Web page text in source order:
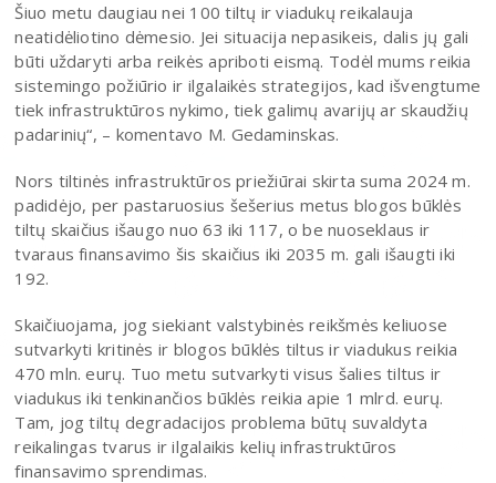
Šiuo metu daugiau nei 100 tiltų ir viadukų reikalauja
neatidėliotino dėmesio. Jei situacija nepasikeis, dalis jų gali
būti uždaryti arba reikės apriboti eismą. Todėl mums reikia
sistemingo požiūrio ir ilgalaikės strategijos, kad išvengtume
tiek infrastruktūros nykimo, tiek galimų avarijų ar skaudžių
padarinių“, – komentavo M. Gedaminskas.
Nors tiltinės infrastruktūros priežiūrai skirta suma 2024 m.
padidėjo, per pastaruosius šešerius metus blogos būklės
tiltų skaičius išaugo nuo 63 iki 117, o be nuoseklaus ir
tvaraus finansavimo šis skaičius iki 2035 m. gali išaugti iki
192.
Skaičiuojama, jog siekiant valstybinės reikšmės keliuose
sutvarkyti kritinės ir blogos būklės tiltus ir viadukus reikia
470 mln. eurų. Tuo metu sutvarkyti visus šalies tiltus ir
viadukus iki tenkinančios būklės reikia apie 1 mlrd. eurų.
Tam, jog tiltų degradacijos problema būtų suvaldyta
reikalingas tvarus ir ilgalaikis kelių infrastruktūros
finansavimo sprendimas.